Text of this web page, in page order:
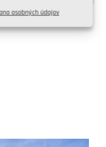
osobných údajov